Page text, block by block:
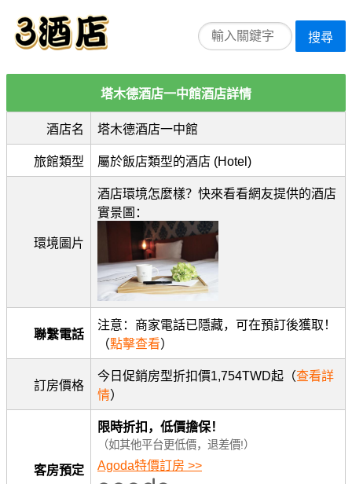
搜尋
塔木德酒店一中館酒店詳情
酒店名 塔木德酒店一中館
旅館類型 屬於飯店類型的酒店 (Hotel)
環境圖片
酒店環境怎麼樣？快來看看網友提供的酒店
實景圖：
聯繫電話
注意：商家電話已隱藏，可在預訂後獲取！
（點擊查看）
訂房價格
今日促銷房型折扣價1,754TWD起（查看詳
情）
客房預定
限時折扣，低價擔保！
（如其他平台更低價，退差價!）
Agoda特價訂房 >>